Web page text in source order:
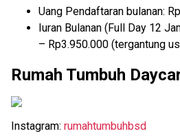
Uang Pendaftaran bulanan:
Iuran Bulanan (Full Day 12
– Rp3.950.000 (tergantung
Rumah Tumbuh
Instagram: rumahtumbuhbsd